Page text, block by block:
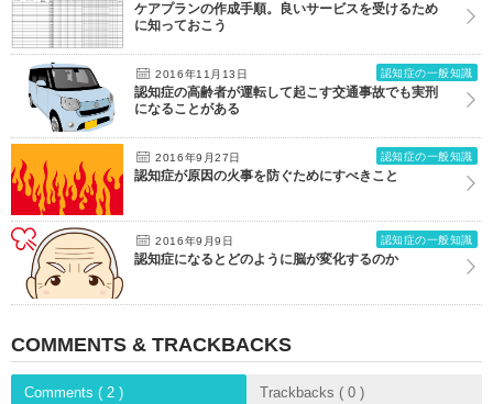
ケアプランの作成手順。良いサービスを受けるため
に知っておこう
2016年11月13日 認知症の一般知識
認知症の高齢者が運転して起こす交通事故でも実刑
になることがある
2016年9月27日 認知症の一般知識
認知症が原因の火事を防ぐためにすべきこと
2016年9月9日 認知症の一般知識
認知症になるとどのように脳が変化するのか
COMMENTS & TRACKBACKS
Comments ( 2 ) Trackbacks ( 0 )